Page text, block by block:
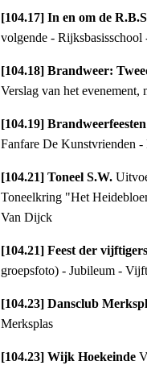
[104.17] In en om de
volgende -
Verslag van het evenement,
[104.19]
Fanfare De Kunstvrienden
[104.21] Toneel S.W.
Toneelkring "Het
Van Dijck
[104.21] Feest der vijftigers
groepsfoto) - Jubileum -
[104.23] Dansclub
Merksplas
[104.23] Wijk Hoekeinde